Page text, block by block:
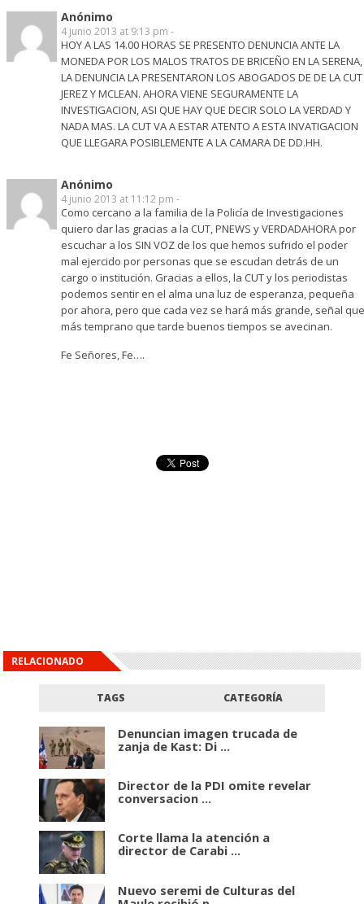
Anónimo
4 junio 2013 at 9:13 pm -
HOY A LAS 14.00 HORAS SE PRESENTO DENUNCIA ANTE LA
MONEDA POR LOS MALOS TRATOS DE BRICEÑO EN LA SERENA,
LA DENUNCIA LA PRESENTARON LOS ABOGADOS DE DE LA CUT
JEREZ Y MCLEAN. AHORA VIENE SEGURAMENTE LA
INVESTIGACION, ASI QUE HAY QUE DECIR SOLO LA VERDAD Y
NADA MAS. LA CUT VA A ESTAR ATENTO A ESTA INVATIGACION
QUE LLEGARA POSIBLEMENTE A LA CAMARA DE DD.HH.
Anónimo
4 junio 2013 at 11:12 pm -
Como cercano a la familia de la Policía de Investigaciones
quiero dar las gracias a la CUT, PNEWS y VERDADAHORA por
escuchar a los SIN VOZ de los que hemos sufrido el poder
mal ejercido por personas que se escudan detrás de un
cargo o institución. Gracias a ellos, la CUT y los periodistas
podemos sentir en el alma una luz de esperanza, pequeña
por ahora, pero que cada vez se hará más grande, señal que
más temprano que tarde buenos tiempos se avecinan.
Fe Señores, Fe….
RELACIONADO
TAGS CATEGORÍA
Denuncian imagen trucada de
zanja de Kast: Di ...
Director de la PDI omite revelar
conversacion ...
Corte llama la atención a
director de Carabi ...
Nuevo seremi de Culturas del